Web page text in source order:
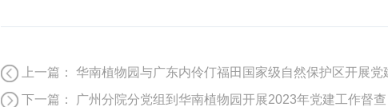
上一篇：
华南植物园与广东内伶仃福田国家级自然保护区开展党
下一篇：
广州分院分党组到华南植物园开展2023年党建工作督查